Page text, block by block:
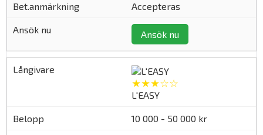
Accepteras
Ansök nu
★★★☆☆
L'EASY
10 000 - 50 000 kr